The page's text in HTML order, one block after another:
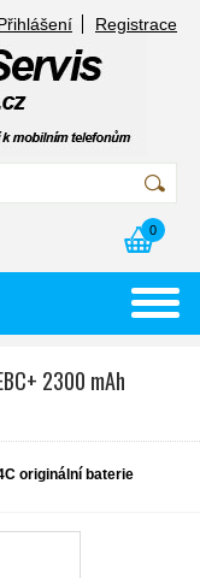
Registrace
0
2300 mAh
originální baterie